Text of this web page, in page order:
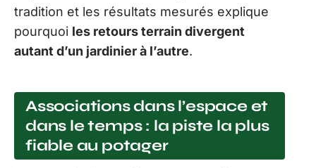
tradition et les résultats mesurés explique
pourquoi les retours terrain divergent
autant d’un jardinier à l’autre.
Associations dans l’espace et
dans le temps : la piste la plus
fiable au potager